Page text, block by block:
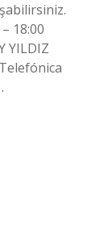
18:00
YILDIZ